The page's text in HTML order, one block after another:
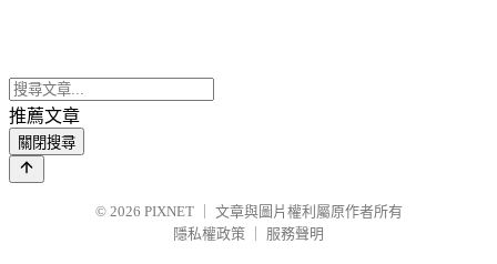
推薦文章
關閉搜尋
© 2026 PIXNET
文章與圖片權利屬原作者所有
隱私權政策
服務聲明